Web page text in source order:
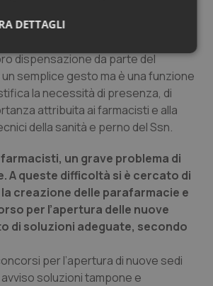
tornati a ricordare che anche se
dispensazione da parte del
semplice gesto ma è una funzione
la necessità di presenza, di
attribuita ai farmacisti e alla
della sanità e perno del Ssn.
farmacisti, un grave problema di
A queste difficoltà si è cercato di
creazione delle parafarmacie e
per l’apertura delle nuove
di soluzioni adeguate, secondo
per l’apertura di nuove sedi
soluzioni tampone e
DETTAGLI
Statistici Marketing
Statistici Marketing
contribuiscono a rendere fruibile il
funzionalità di base quali la
sulle pagine e l'accesso alle aree
Il sito web non è in grado di
senza questi cookie.
YouTube
.youtube.com